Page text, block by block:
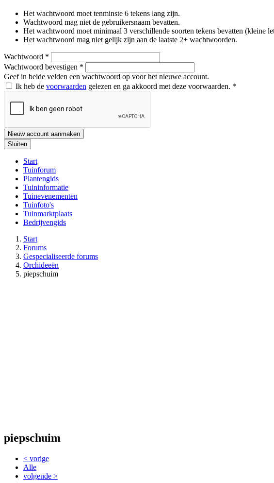
Het wachtwoord moet tenminste 6 tekens lang zijn.
Wachtwoord mag niet de gebruikersnaam bevatten.
Het wachtwoord moet minimaal 3 verschillende soorten tekens bevatten (kleine
Het wachtwoord mag niet gelijk zijn aan de laatste 2+ wachtwoorden.
Wachtwoord *
Wachtwoord bevestigen *
Geef in beide velden een wachtwoord op voor het nieuwe account.
Ik heb de voorwaarden gelezen en ga akkoord met deze voorwaarden. *
Nieuw account aanmaken
Sluiten
Start
Tuinforum
Plantengids
Tuininformatie
Tuinevenementen
Tuinfoto's
Tuinmarktplaats
Bedrijvengids
Start
Forums
Gespecialiseerde forums
Orchideeën
piepschuim
piepschuim
< vorige
Alle
volgende >